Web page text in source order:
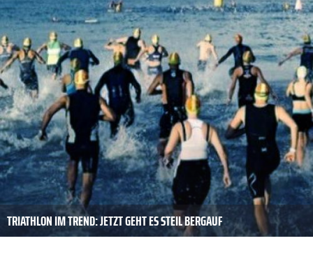
TRIATHLON IM TREND: JETZT GEHT ES STEIL BERGAUF